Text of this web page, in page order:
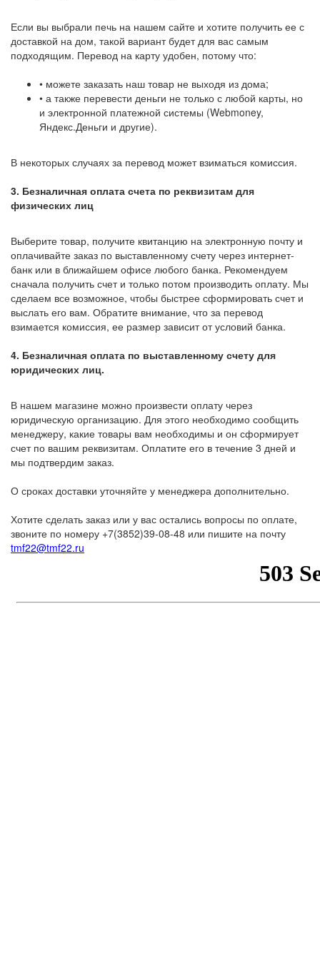
Если вы выбрали печь на нашем сайте и хотите получить ее с
доставкой на дом, такой вариант будет для вас самым
подходящим. Перевод на карту удобен, потому что:
• можете заказать наш товар не выходя из дома;
• а также перевести деньги не только с любой карты, но
и электронной платежной системы (Webmoney,
Яндекс.Деньги и другие).
В некоторых случаях за перевод может взиматься комиссия.
3. Безналичная оплата счета по реквизитам для
физических лиц
Выберите товар, получите квитанцию на электронную почту и
оплачивайте заказ по выставленному счету через интернет-
банк или в ближайшем офисе любого банка. Рекомендуем
сначала получить счет и только потом производить оплату. Мы
сделаем все возможное, чтобы быстрее сформировать счет и
выслать его вам. Обратите внимание, что за перевод
взимается комиссия, ее размер зависит от условий банка.
4. Безналичная оплата по выставленному счету для
юридических лиц.
В нашем магазине можно произвести оплату через
юридическую организацию. Для этого необходимо сообщить
менеджеру, какие товары вам необходимы и он сформирует
счет по вашим реквизитам. Оплатите его в течение 3 дней и
мы подтвердим заказ.
О сроках доставки уточняйте у менеджера дополнительно.
Хотите сделать заказ или у вас остались вопросы по оплате,
звоните по номеру +7(3852)39-08-48 или пишите на почту
tmf22@tmf22.ru